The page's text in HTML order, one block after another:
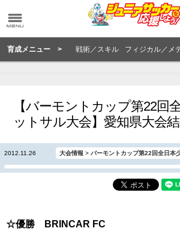
育成メニュー > 戦術／スキル フィジカル／メ
【バーモントカップ第22回
ットサル大会】愛知県大会
2012.11.26 大会情報 > バーモントカップ第22回全日本
☆優勝 BRINCAR FC